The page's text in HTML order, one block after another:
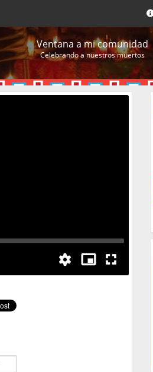
Ventana a mi comunidad
Celebrando a nuestros muertos